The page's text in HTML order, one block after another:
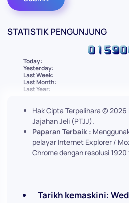
STATISTIK PENGUNJUNG
Today:
Yesterday:
Last Week:
Last Month:
Last Year:
Hak Cipta Terpelihara ©2026
Jajahan Jeli (PTJJ).
Paparan Terbaik :
pelayar Internet Explorer /
Chrome dengan resolusi 1920
Tarikh kemaskini: